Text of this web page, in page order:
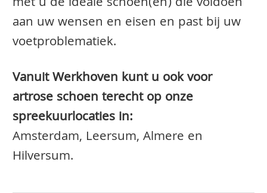
aan uw wensen en eisen en past bij uw
voetproblematiek.
Vanuit Werkhoven kunt u ook voor
artrose schoen terecht op onze
spreekuurlocaties in:
Amsterdam, Leersum, Almere en
Hilversum.